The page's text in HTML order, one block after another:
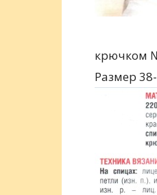
крючком
Размер